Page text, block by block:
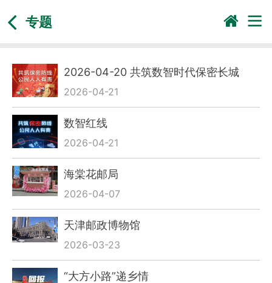
专题
2026-04-20 共筑数智时代保密长城
2026-04-21
数智红线
2026-04-21
海棠花邮局
2026-04-07
天津邮政博物馆
2026-03-23
“大方小路”递乡情